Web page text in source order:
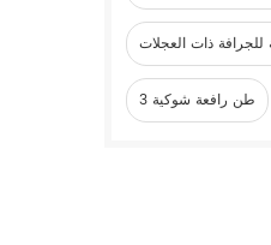
ذات العجلات
3 طن رافعة شوكية